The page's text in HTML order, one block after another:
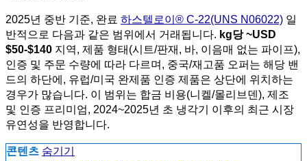
2025년 중반 기준, 완료 하스텔로이® C-22(UNS N06022) 일
반적으로 다음과 같은 범위에서 거래됩니다. kg당 ~USD
$50-$140 지역, 제품 형태(시트/판재, 바, 이음매 없는 파이프),
인증 및 주문 수량에 따라 다르며, 중국/재고품 오퍼는 해당 밴
드의 하단에, 유럽/미국 완제품 인증 제품은 상단에 위치하는
경우가 많습니다. 이 범위는 합금 비용(니켈/몰리브덴), 제조
및 인증 프리미엄, 2024~2025년 초 냉각기 이후의 최근 시장
유연성을 반영합니다.
콘텐츠 숨기기